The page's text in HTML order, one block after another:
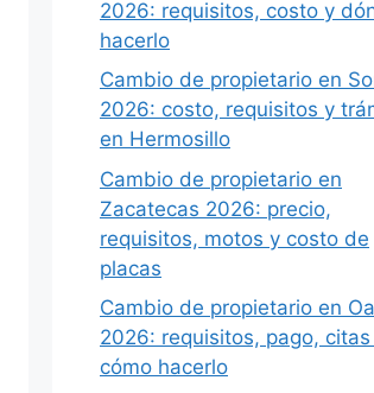
2026: requisitos, costo y
hacerlo
Cambio de propietario en
2026: costo, requisitos y
en Hermosillo
Cambio de propietario en
Zacatecas 2026: precio,
requisitos, motos y costo de
placas
Cambio de propietario en
2026: requisitos, pago,
cómo hacerlo